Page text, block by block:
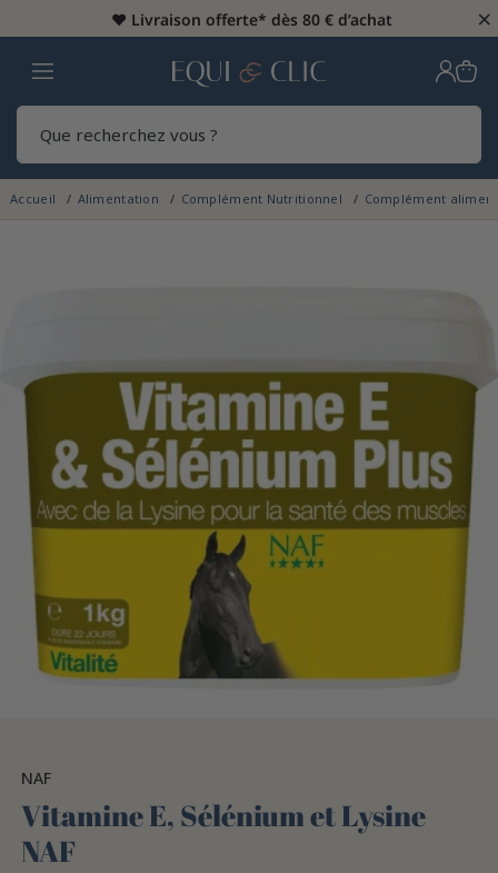
♥️ Livraison offerte* dès 80 € d’achat ×
Home
Accueil Alimentation Complément Nutritionnel Complément
NAF
Vitamine E, Sélénium et Lysine
NAF